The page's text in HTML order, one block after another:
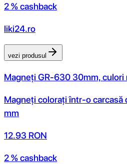
2 % cashback
liki24.ro
vezi produsul
Magneți GR-630 30mm, culori
Magneți colorați într-o carcasă
mm
12.93 RON
2 % cashback